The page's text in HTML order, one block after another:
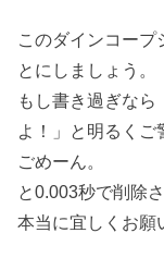
このダインコープ
とにしましょう。
もし書き過ぎな
よ！」と明るくご
ごめーん。
と0.003秒で削除
本当に宜しくお願